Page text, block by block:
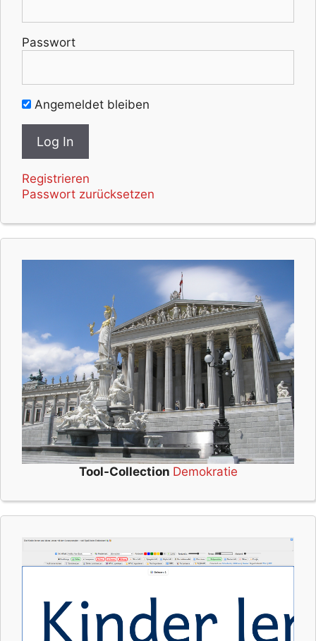
Passwort
Angemeldet bleiben
Registrieren
Passwort zurücksetzen
Tool-Collection Demokratie